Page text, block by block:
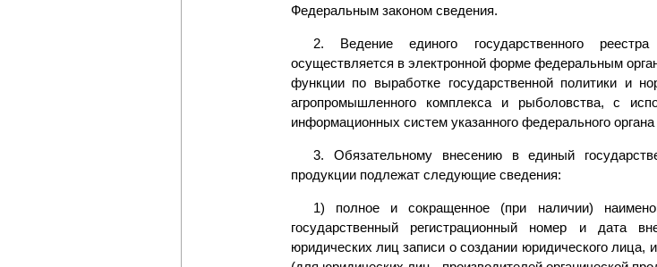
Федеральным законом сведения.
2. Ведение единого государственного реестра
осуществляется в электронной форме федеральным
функции по выработке государственной политики и
агропромышленного комплекса и рыболовства, с
информационных систем указанного федерального
3. Обязательному внесению в единый
продукции подлежат следующие сведения:
1) полное и сокращенное (при наличии)
государственный регистрационный номер и дата
юридических лиц записи о создании юридического